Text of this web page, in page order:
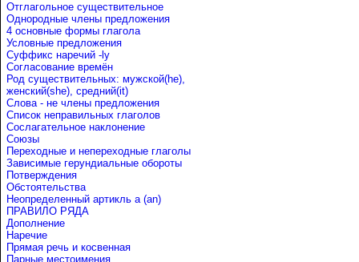
Отглагольное существительное
Однородные члены предложения
4 основные формы глагола
Условные предложения
Cуффикс наречий -ly
Согласование времён
Род существительных: мужской(he),
женский(she), средний(it)
Слова - не члены предложения
Список неправильных глаголов
Сослагательное наклонение
Союзы
Переходные и непереходные глаголы
Зависимые герундиальные обороты
Потверждения
Обстоятельства
Неопределенный артикль a (an)
ПРАВИЛО РЯДА
Дополнение
Наречие
Прямая речь и косвенная
Парные местоимения